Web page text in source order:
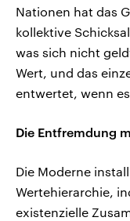
Nationen hat das
kollektive
was sich nicht
Wert, und das
entwertet, wenn
Die Entfremdung
Die Moderne
Wertehierarchie,
existenzielle